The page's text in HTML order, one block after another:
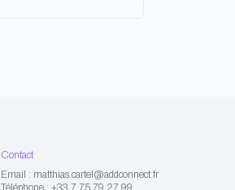
Contact
Email : matthias.cartel@addconnect.fr
Téléphone : +33 7 75 79 27 99